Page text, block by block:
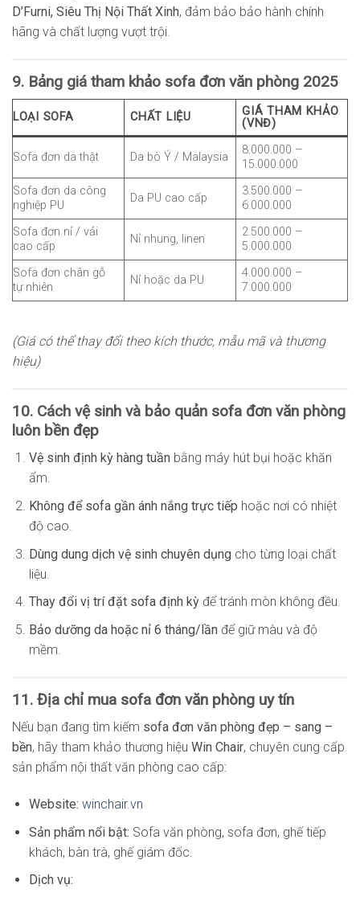
D’Furni, Siêu Thị Nội Thất Xinh, đảm bảo bảo hành chính
hãng và chất lượng vượt trội.
9. Bảng giá tham khảo sofa đơn văn phòng 2025
LOẠI SOFA CHẤT LIỆU
GIÁ THAM KHẢO
(VNĐ)
Sofa đơn da thật Da bò Ý / Malaysia
8.000.000 –
15.000.000
Sofa đơn da công
nghiệp PU
Da PU cao cấp
3.500.000 –
6.000.000
Sofa đơn nỉ / vải
cao cấp
Nỉ nhung, linen
2.500.000 –
5.000.000
Sofa đơn chân gỗ
tự nhiên
Nỉ hoặc da PU
4.000.000 –
7.000.000
(Giá có thể thay đổi theo kích thước, mẫu mã và thương
hiệu)
10. Cách vệ sinh và bảo quản sofa đơn văn phòng
luôn bền đẹp
Vệ sinh định kỳ hàng tuần bằng máy hút bụi hoặc khăn
ẩm.
Không để sofa gần ánh nắng trực tiếp hoặc nơi có nhiệt
độ cao.
Dùng dung dịch vệ sinh chuyên dụng cho từng loại chất
liệu.
Thay đổi vị trí đặt sofa định kỳđể tránh mòn không đều.
Bảo dưỡng da hoặc nỉ 6 tháng/lần để giữ màu và độ
mềm.
11. Địa chỉ mua sofa đơn văn phòng uy tín
Nếu bạn đang tìm kiếm sofa đơn văn phòng đẹp – sang –
bền, hãy tham khảo thương hiệu Win Chair, chuyên cung cấp
sản phẩm nội thất văn phòng cao cấp:
Website: winchair.vn
Sản phẩm nổi bật: Sofa văn phòng, sofa đơn, ghế tiếp
khách, bàn trà, ghế giám đốc.
Dịch vụ: